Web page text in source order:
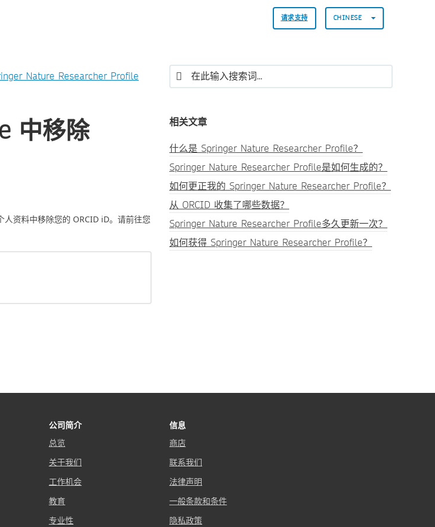
请求支持 CHINESE
Nature Researcher Profile
中移除
资料中移除您的 ORCID iD。请前往您
相关文章
什么是 Springer Nature Researcher Profile？
Springer Nature Researcher Profile是如何生成的？
如何更正我的 Springer Nature Researcher Profile？
从 ORCID 收集了哪些数据？
Springer Nature Researcher Profile多久更新一次？
如何获得 Springer Nature Researcher Profile？
公司简介
总览
关于我们
工作机会
教育
专业性
信息
商店
联系我们
法律声明
一般条款和条件
隐私政策